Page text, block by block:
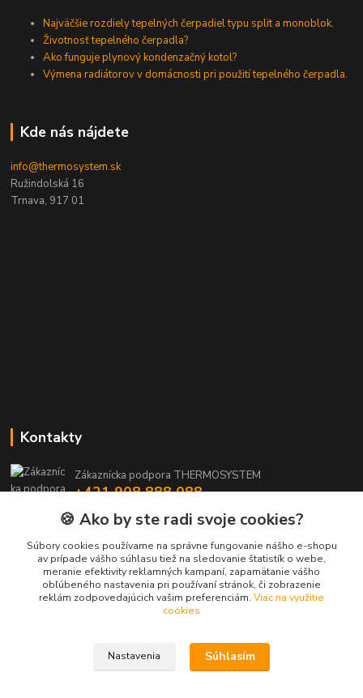
Najväčšie rozdiely tepelných čerpadiel typu split a monoblok.
Životnosť tepelného čerpadla?
Ako funguje plynový kondenzačný kotol?
Výmena radiátorov v domácnosti pri použití tepelného čerpadla.
Kde nás nájdete
info@thermosystem.sk
Ružindolská 16
Trnava, 917 01
Kontakty
Zákaznícka podpora THERMOSYSTEM
+421 908 888 088
maros.stetina@geotherm.sk
Upravit sběr cookies.
🍪 Ako by ste radi svoje cookies?
Súbory cookies používame na správne fungovanie nášho e-shopu
av prípade vášho súhlasu tiež na sledovanie štatistík o webe,
meranie efektivity reklamných kampaní, zapamätanie vášho
obľúbeného nastavenia pri používaní stránok, či zobrazenie
reklám zodpovedajúcich vašim preferenciám. Viac na využitie
cookies
Nastavenia Súhlasím